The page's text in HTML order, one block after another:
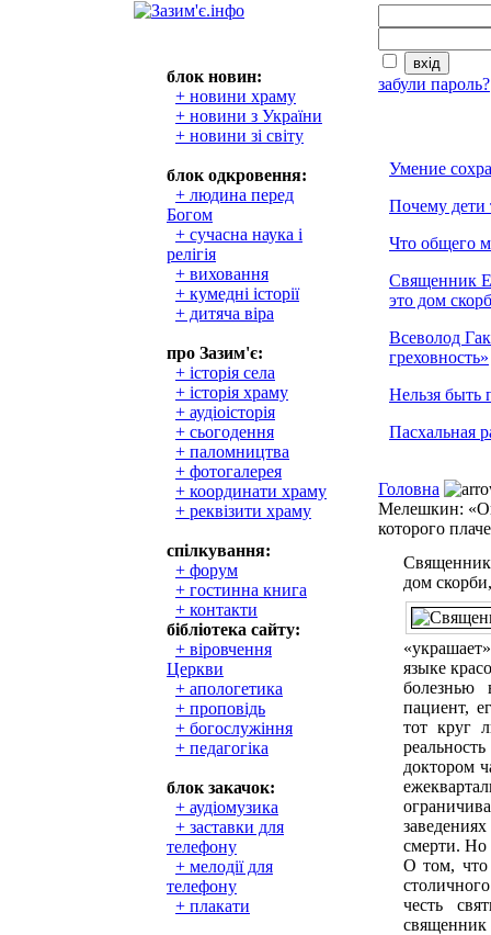
блок новин:
+ новини храму
+ новини з України
+ новини зі світу
блок одкровення:
+ людина перед
Богом
+ сучасна наука і
релігія
+ виховання
+ кумедні історії
+ дитяча віра
про Зазим'є:
+ історія села
+ історія храму
+ аудіоісторія
+ сьогодення
+ паломництва
+ фотогалерея
+ координати храму
+ реквізити храму
спілкування:
+ форум
+ гостинна книга
+ контакти
бібліотека сайту:
+ віровчення
Церкви
+ апологетика
+ проповідь
+ богослужіння
+ педагогіка
блок закачок:
+ аудіомузика
+ заставки для
телефону
+ мелодії для
телефону
+ плакати
забули пароль?
Умение
Почему дети
Что общего
Священник
это дом
Всеволод
греховность»
Нельзя быть
Пасхальная
Головна
Мелешкин:
которого
дом
языке
болезнью
пациент,
тот круг
доктором
смерти. Но
О том, что
честь